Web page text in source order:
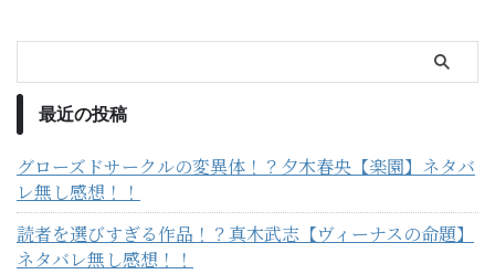
最近の投稿
グローズドサークルの変異体！？夕木春央【楽園】ネタバ
レ無し感想！！
読者を選びすぎる作品！？真木武志【ヴィーナスの命題】
ネタバレ無し感想！！